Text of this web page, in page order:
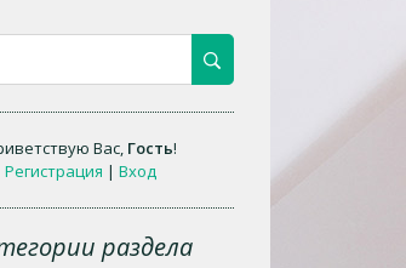
Вас, Гость!
Регистрация |Вход
раздела